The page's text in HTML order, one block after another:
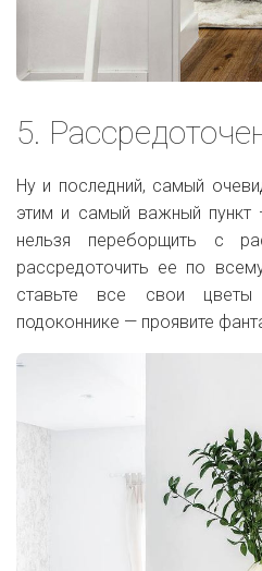
5.
Ну и последний, самый
этим и самый важный пункт
нельзя переборщить с
рассредоточить ее по
ставьте все свои
подоконнике — проявите